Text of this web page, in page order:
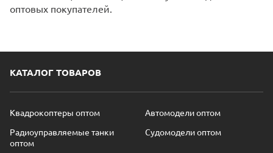
оптовых покупателей.
КАТАЛОГ ТОВАРОВ
Квадрокоптеры оптом
Автомодели оптом
Радиоуправляемые танки
оптом
Судомодели оптом